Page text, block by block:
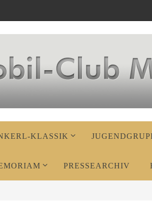
KLASSIK
PRESSEARCHIV